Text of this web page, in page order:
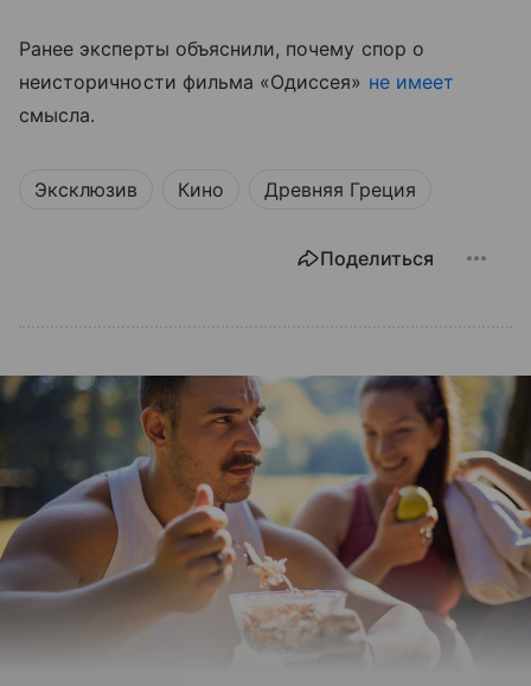
Ранее эксперты объяснили, почему спор о
неисторичности фильма «Одиссея» не имеет
смысла.
Эксклюзив Кино Древняя Греция
Поделиться